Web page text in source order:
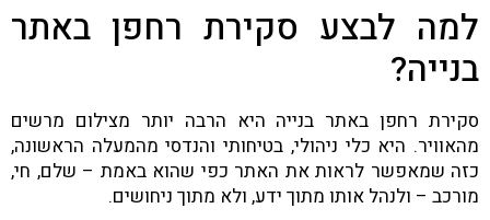
למה לבצע סקירת רחפן באתר
בנייה?
סקירת רחפן באתר בנייה היא הרבה יותר מצילום מרשים
מהאוויר. היא כלי ניהולי, בטיחותי והנדסי מהמעלה הראשונה,
כזה שמאפשר לראות את האתר כפי שהוא באמת – שלם, חי,
מורכב – ולנהל אותו מתוך ידע, ולא מתוך ניחושים.